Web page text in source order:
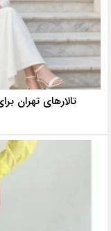
تالارهای تهران